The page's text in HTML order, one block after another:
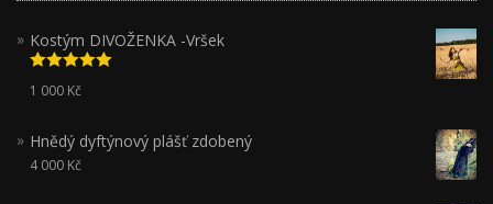
Kostým DIVOŽENKA -Vršek
Hodnocení
5.00z 5
1 000 Kč
Hnědý dyftýnový plášť zdobený
4 000 Kč